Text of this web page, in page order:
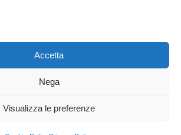
Accetta
Nega
Visualizza le preferenze
trattamento dei miei dati